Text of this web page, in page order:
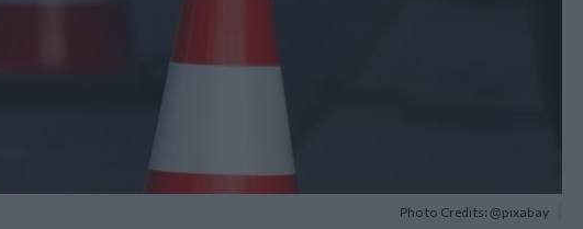
Photo Credits: @pixabay